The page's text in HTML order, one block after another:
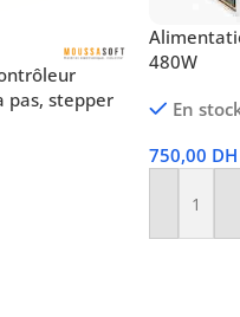
pas, stepper
480W
En
750,00 DH
Ajouter